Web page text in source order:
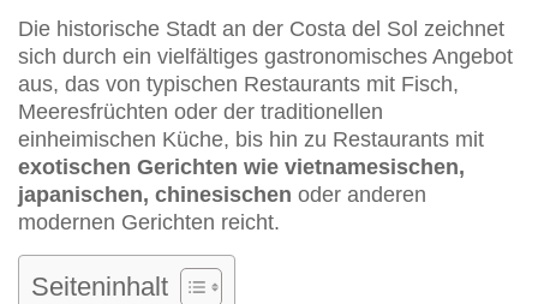
Die historische Stadt an der Costa del Sol zeichnet
sich durch ein vielfältiges gastronomisches Angebot
aus, das von typischen Restaurants mit Fisch,
Meeresfrüchten oder der traditionellen
einheimischen Küche, bis hin zu Restaurants mit
exotischen Gerichten wie vietnamesischen,
japanischen, chinesischen oder anderen
modernen Gerichten reicht.
Seiteninhalt